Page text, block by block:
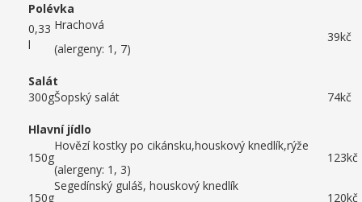
Polévka
0,33
l
Hrachová
(alergeny: 1, 7)
39kč
Salát
300gŠopský salát 74kč
Hlavní jídlo
150g
Hovězí kostky po cikánsku,houskový knedlík,rýže
(alergeny: 1, 3)
123kč
150g
Segedínský guláš, houskový knedlík
120kč